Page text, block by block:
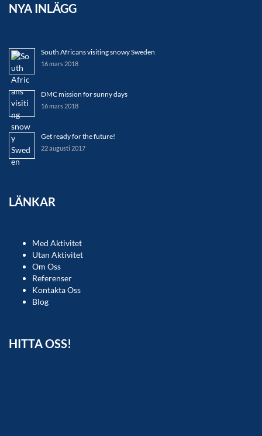
NYA INLÄGG
South Africans visiting snowy Sweden
16 mars 2018
DMC mission for sunny days
16 mars 2018
Get ready for the future!
22 augusti 2017
LÄNKAR
Med Aktivitet
Utan Aktivitet
Om Oss
Referenser
Kontakta Oss
Blog
HITTA OSS!